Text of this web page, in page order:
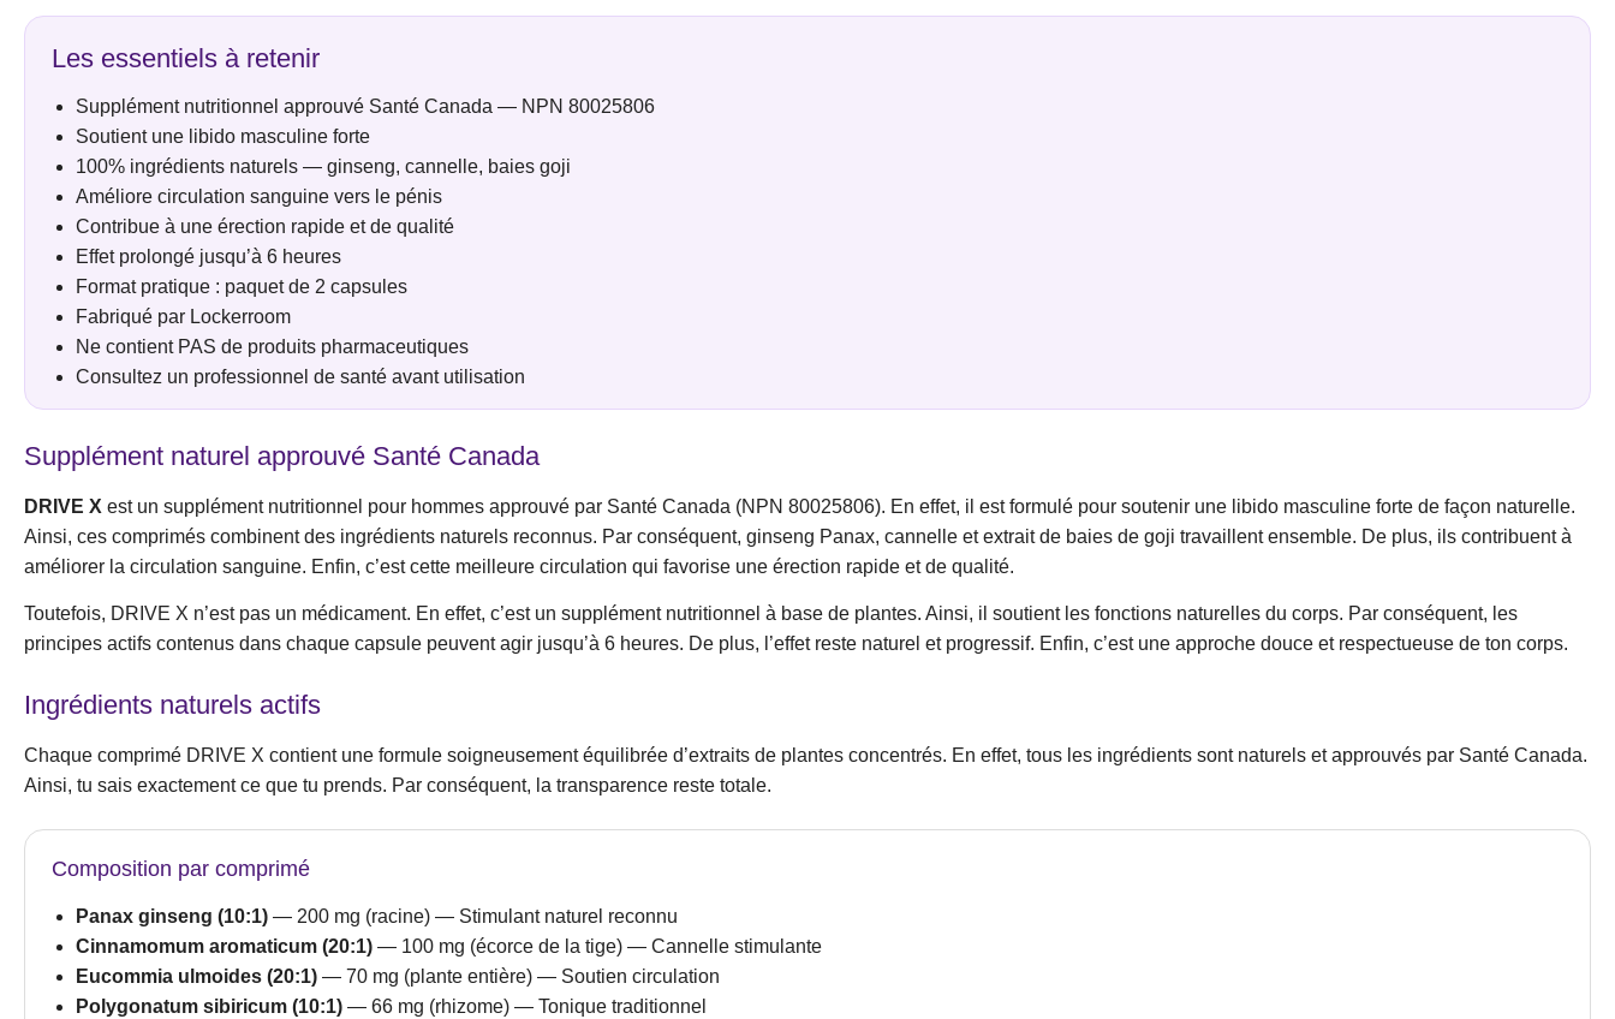
Les essentiels à retenir
Supplément nutritionnel approuvé Santé Canada — NPN 80025806
Soutient une libido masculine forte
100% ingrédients naturels — ginseng, cannelle, baies goji
Améliore circulation sanguine vers le pénis
Contribue à une érection rapide et de qualité
Effet prolongé jusqu’à 6 heures
Format pratique : paquet de 2 capsules
Fabriqué par Lockerroom
Ne contient PAS de produits pharmaceutiques
Consultez un professionnel de santé avant utilisation
Supplément naturel approuvé Santé Canada
DRIVE X est un supplément nutritionnel pour hommes approuvé par Santé Canada (NPN 80025806). En effet, il est formulé pour soutenir une libido masculine forte de façon naturelle.
Ainsi, ces comprimés combinent des ingrédients naturels reconnus. Par conséquent, ginseng Panax, cannelle et extrait de baies de goji travaillent ensemble. De plus, ils contribuent à
améliorer la circulation sanguine. Enfin, c’est cette meilleure circulation qui favorise une érection rapide et de qualité.
Toutefois, DRIVE X n’est pas un médicament. En effet, c’est un supplément nutritionnel à base de plantes. Ainsi, il soutient les fonctions naturelles du corps. Par conséquent, les
principes actifs contenus dans chaque capsule peuvent agir jusqu’à 6 heures. De plus, l’effet reste naturel et progressif. Enfin, c’est une approche douce et respectueuse de ton corps.
Ingrédients naturels actifs
Chaque comprimé DRIVE X contient une formule soigneusement équilibrée d’extraits de plantes concentrés. En effet, tous les ingrédients sont naturels et approuvés par Santé Canada.
Ainsi, tu sais exactement ce que tu prends. Par conséquent, la transparence reste totale.
Composition par comprimé
Panax ginseng (10:1) — 200 mg (racine) — Stimulant naturel reconnu
Cinnamomum aromaticum (20:1) — 100 mg (écorce de la tige) — Cannelle stimulante
Eucommia ulmoides (20:1) — 70 mg (plante entière) — Soutien circulation
Polygonatum sibiricum (10:1) — 66 mg (rhizome) — Tonique traditionnel